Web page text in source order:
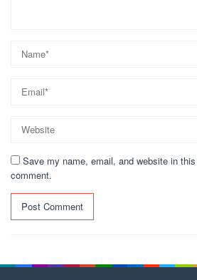
Save my name, email, and website in
comment.